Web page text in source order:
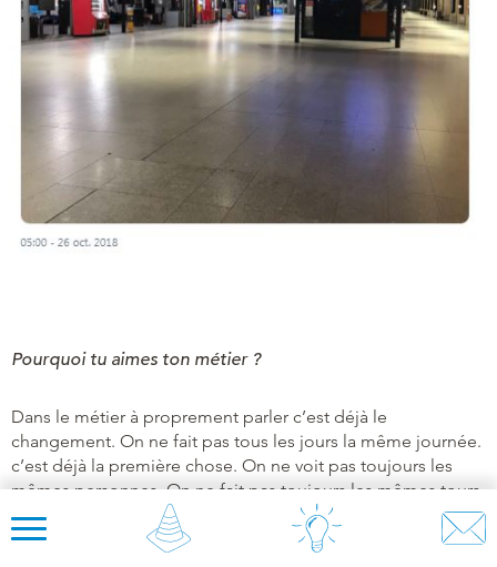
Pourquoi tu aimes ton métier ?
Dans le métier à proprement parler c’est déjà le
changement. On ne fait pas tous les jours la même journée.
c’est déjà la première chose. On ne voit pas toujours les
mêmes personnes. On ne fait pas toujours les mêmes tours.
Pas toujours sur les mêmes engins.